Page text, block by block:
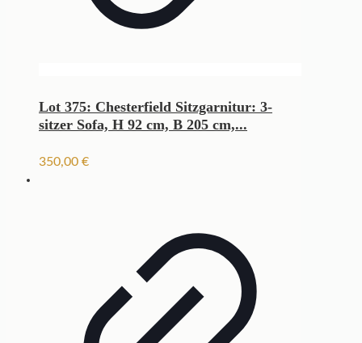
Lot 375: Chesterfield Sitzgarnitur: 3-
sitzer Sofa, H 92 cm, B 205 cm,...
350,00 €